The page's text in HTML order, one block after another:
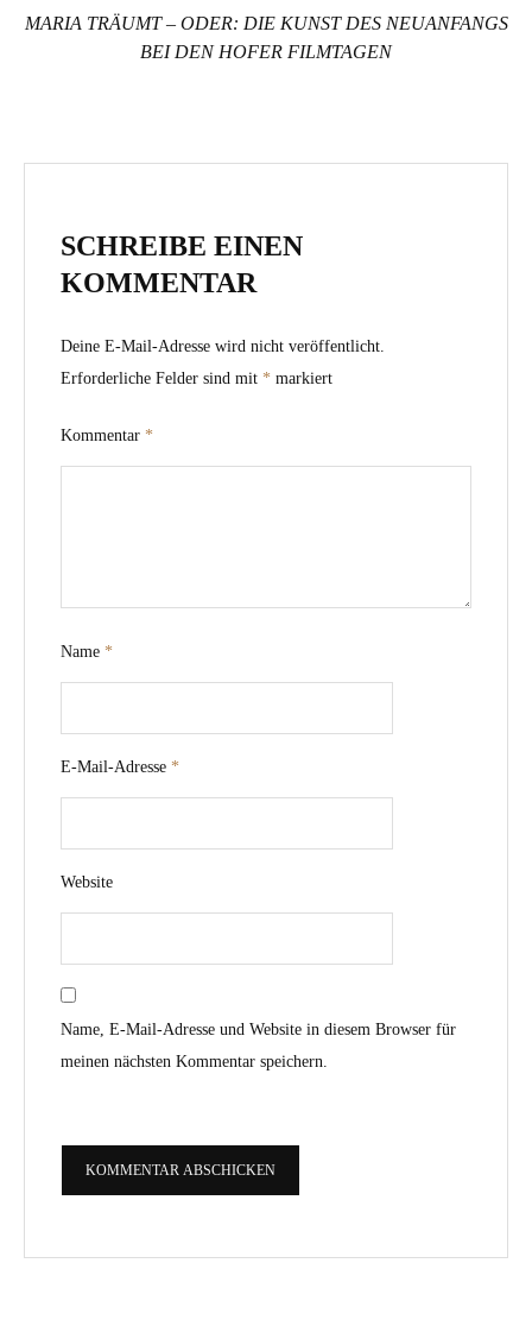
MARIA TRÄUMT – ODER: DIE KUNST DES NEUANFANGS
BEI DEN HOFER FILMTAGEN
SCHREIBE EINEN
KOMMENTAR
Deine E-Mail-Adresse wird nicht veröffentlicht.
Erforderliche Felder sind mit * markiert
Kommentar *
Name *
E-Mail-Adresse *
Website
Name, E-Mail-Adresse und Website in diesem Browser für
meinen nächsten Kommentar speichern.